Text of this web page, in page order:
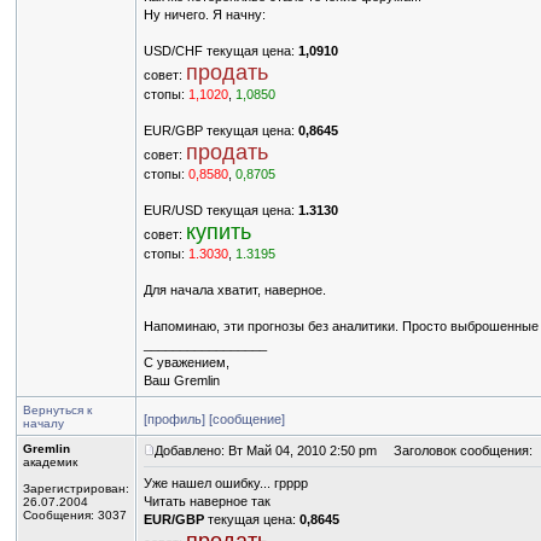
Ну ничего. Я начну:
USD/CHF текущая цена: 1,0910
совет: продать
стопы: 1,1020 1,0850
EUR/GBP текущая цена: 0,8645
совет: продать
стопы: 0,8580 0,8705
EUR/USD текущая цена: 1.3130
совет: купить
стопы: 1.3030 1.3195
Для начала хватит, наверное.
Напоминаю, эти прогнозы без аналитики. Просто выброшенные
С уважением,
Ваш Gremlin
Вернуться к
началу
[профиль] [сообщение]
Gremlin
академик
Зарегистрирован:
26.07.2004
Сообщения: 3037
Добавлено: Вт Май 04, 2010 2:50 pm Заголовок сообщения:
Уже нашел ошибку... грррр
Читать наверное так
EUR/GBP текущая цена: 0,8645